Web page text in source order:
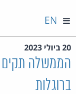
EN
20 ביולי 2023
הממשלה תקים
ברוגלות